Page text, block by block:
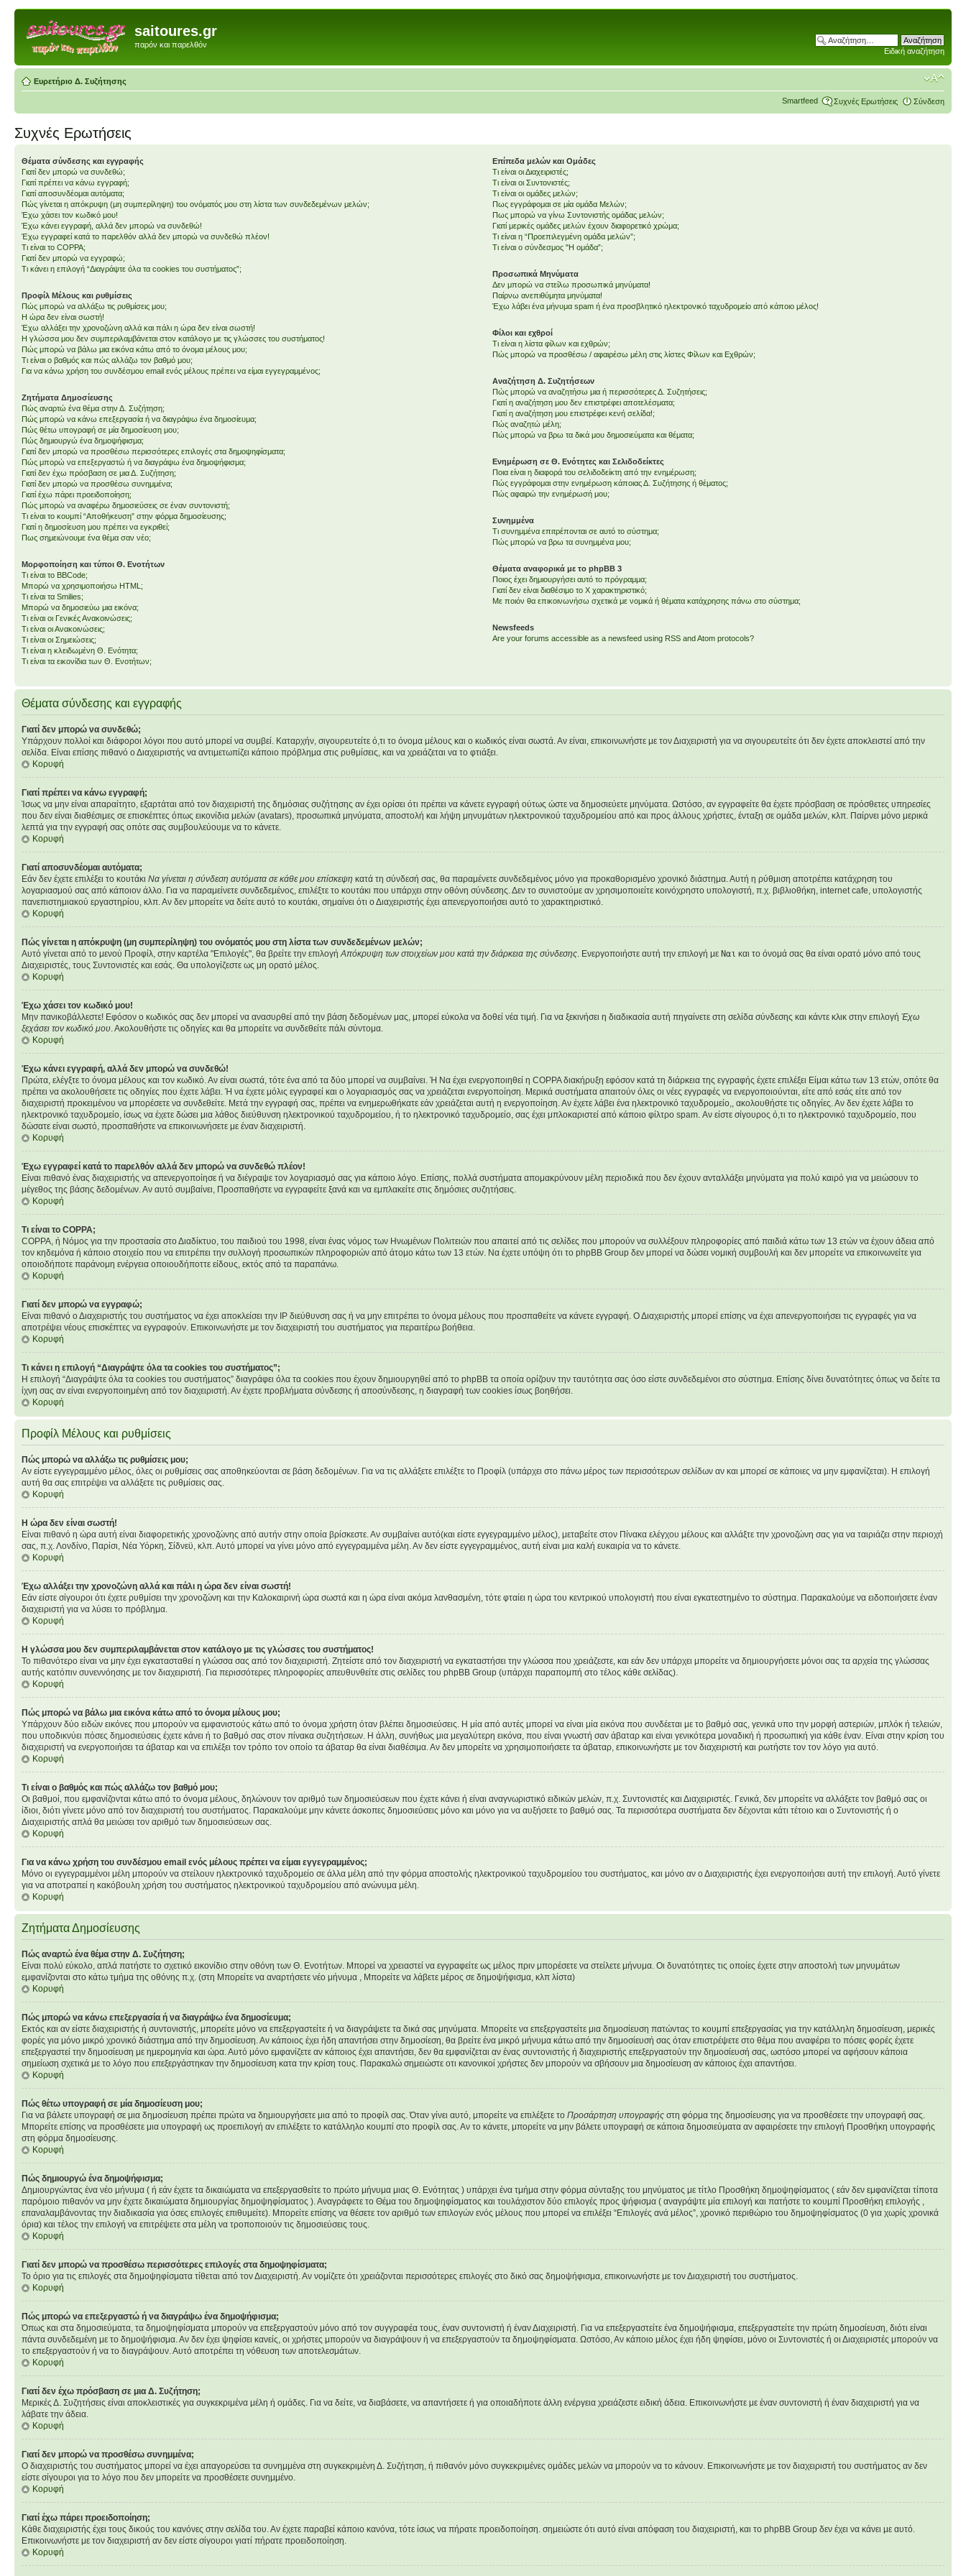
saitoures.gr
παρόν και παρελθόν
Ειδική αναζήτηση
Ευρετήριο Δ. Συζήτησης
Smartfeed Συχνές Ερωτήσεις Σύνδεση
Συχνές Ερωτήσεις
Θέματα σύνδεσης και εγγραφής
Γιατί δεν μπορώ να συνδεθώ;
Γιατί πρέπει να κάνω εγγραφή;
Γιατί αποσυνδέομαι αυτόματα;
Πώς γίνεται η απόκρυψη (μη συμπερίληψη) του ονόματός μου στη λίστα των συνδεδεμένων μελών;
Έχω χάσει τον κωδικό μου!
Έχω κάνει εγγραφή, αλλά δεν μπορώ να συνδεθώ!
Έχω εγγραφεί κατά το παρελθόν αλλά δεν μπορώ να συνδεθώ πλέον!
Τι είναι το COPPA;
Γιατί δεν μπορώ να εγγραφώ;
Τι κάνει η επιλογή “Διαγράψτε όλα τα cookies του συστήματος”;
Προφίλ Μέλους και ρυθμίσεις
Πώς μπορώ να αλλάξω τις ρυθμίσεις μου;
Η ώρα δεν είναι σωστή!
Έχω αλλάξει την χρονοζώνη αλλά και πάλι η ώρα δεν είναι σωστή!
Η γλώσσα μου δεν συμπεριλαμβάνεται στον κατάλογο με τις γλώσσες του συστήματος!
Πώς μπορώ να βάλω μια εικόνα κάτω από το όνομα μέλους μου;
Τι είναι ο βαθμός και πώς αλλάζω τον βαθμό μου;
Για να κάνω χρήση του συνδέσμου email ενός μέλους πρέπει να είμαι εγγεγραμμένος;
Ζητήματα Δημοσίευσης
Πώς αναρτώ ένα θέμα στην Δ. Συζήτηση;
Πώς μπορώ να κάνω επεξεργασία ή να διαγράψω ένα δημοσίευμα;
Πώς θέτω υπογραφή σε μία δημοσίευση μου;
Πώς δημιουργώ ένα δημοψήφισμα;
Γιατί δεν μπορώ να προσθέσω περισσότερες επιλογές στα δημοψηφίσματα;
Πώς μπορώ να επεξεργαστώ ή να διαγράψω ένα δημοψήφισμα;
Γιατί δεν έχω πρόσβαση σε μια Δ. Συζήτηση;
Γιατί δεν μπορώ να προσθέσω συνημμένα;
Γιατί έχω πάρει προειδοποίηση;
Πώς μπορώ να αναφέρω δημοσιεύσεις σε έναν συντονιστή;
Τι είναι το κουμπί “Αποθήκευση” στην φόρμα δημοσίευσης;
Γιατί η δημοσίευση μου πρέπει να εγκριθεί;
Πως σημειώνουμε ένα θέμα σαν νέο;
Μορφοποίηση και τύποι Θ. Ενοτήτων
Τι είναι το BBCode;
Μπορώ να χρησιμοποιήσω HTML;
Τι είναι τα Smilies;
Μπορώ να δημοσιεύω μια εικόνα;
Τι είναι οι Γενικές Ανακοινώσεις;
Τι είναι οι Ανακοινώσεις;
Τι είναι οι Σημειώσεις;
Τι είναι η κλειδωμένη Θ. Ενότητα;
Τι είναι τα εικονίδια των Θ. Ενοτήτων;
Επίπεδα μελών και Ομάδες
Τι είναι οι Διαχειριστές;
Τι είναι οι Συντονιστές;
Τι είναι οι ομάδες μελών;
Πως εγγράφομαι σε μία ομάδα Μελών;
Πως μπορώ να γίνω Συντονιστής ομάδας μελών;
Γιατί μερικές ομάδες μελών έχουν διαφορετικό χρώμα;
Τι είναι η “Προεπιλεγμένη ομάδα μελών”;
Τι είναι ο σύνδεσμος "Η ομάδα”;
Προσωπικά Μηνύματα
Δεν μπορώ να στείλω προσωπικά μηνύματα!
Παίρνω ανεπιθύμητα μηνύματα!
Έχω λάβει ένα μήνυμα spam ή ένα προσβλητικό ηλεκτρονικό ταχυδρομείο από κάποιο μέλος!
Φίλοι και εχθροί
Τι είναι η λίστα φίλων και εχθρών;
Πώς μπορώ να προσθέσω / αφαιρέσω μέλη στις λίστες Φίλων και Εχθρών;
Αναζήτηση Δ. Συζητήσεων
Πώς μπορώ να αναζητήσω μια ή περισσότερες Δ. Συζητήσεις;
Γιατί η αναζήτηση μου δεν επιστρέφει αποτελέσματα;
Γιατί η αναζήτηση μου επιστρέφει κενή σελίδα!;
Πώς αναζητώ μέλη;
Πώς μπορώ να βρω τα δικά μου δημοσιεύματα και θέματα;
Ενημέρωση σε Θ. Ενότητες και Σελιδοδείκτες
Ποια είναι η διαφορά του σελιδοδείκτη από την ενημέρωση;
Πώς εγγράφομαι στην ενημέρωση κάποιας Δ. Συζήτησης ή θέματος;
Πώς αφαιρώ την ενημέρωσή μου;
Συνημμένα
Τι συνημμένα επιτρέπονται σε αυτό το σύστημα;
Πώς μπορώ να βρω τα συνημμένα μου;
Θέματα αναφορικά με το phpBB 3
Ποιος έχει δημιουργήσει αυτό το πρόγραμμα;
Γιατί δεν είναι διαθέσιμο το Χ χαρακτηριστικό;
Με ποιόν θα επικοινωνήσω σχετικά με νομικά ή θέματα κατάχρησης πάνω στο σύστημα;
Newsfeeds
Are your forums accessible as a newsfeed using RSS and Atom protocols?
Θέματα σύνδεσης και εγγραφής
Γιατί δεν μπορώ να συνδεθώ;
Υπάρχουν πολλοί και διάφοροι λόγοι που αυτό μπορεί να συμβεί. Καταρχήν, σιγουρευτείτε ό,τι το όνομα μέλους και ο κωδικός είναι σωστά. Αν είναι, επικοινωνήστε με τον Διαχειριστή για να σιγουρευτείτε ότι δεν έχετε αποκλειστεί από την
σελίδα. Είναι επίσης πιθανό ο Διαχειριστής να αντιμετωπίζει κάποιο πρόβλημα στις ρυθμίσεις, και να χρειάζεται να το φτιάξει.
Κορυφή
Γιατί πρέπει να κάνω εγγραφή;
Ίσως να μην είναι απαραίτητο, εξαρτάται από τον διαχειριστή της δημόσιας συζήτησης αν έχει ορίσει ότι πρέπει να κάνετε εγγραφή ούτως ώστε να δημοσιεύετε μηνύματα. Ωστόσο, αν εγγραφείτε θα έχετε πρόσβαση σε πρόσθετες υπηρεσίες
που δεν είναι διαθέσιμες σε επισκέπτες όπως εικονίδια μελών (avatars), προσωπικά μηνύματα, αποστολή και λήψη μηνυμάτων ηλεκτρονικού ταχυδρομείου από και προς άλλους χρήστες, ένταξη σε ομάδα μελών, κλπ. Παίρνει μόνο μερικά
λεπτά για την εγγραφή σας οπότε σας συμβουλεύουμε να το κάνετε.
Κορυφή
Γιατί αποσυνδέομαι αυτόματα;
Εάν δεν έχετε επιλέξει το κουτάκι Να γίνεται η σύνδεση αυτόματα σε κάθε μου επίσκεψη κατά τη σύνδεσή σας, θα παραμένετε συνδεδεμένος μόνο για προκαθορισμένο χρονικό διάστημα. Αυτή η ρύθμιση αποτρέπει κατάχρηση του
λογαριασμού σας από κάποιον άλλο. Για να παραμείνετε συνδεδεμένος, επιλέξτε το κουτάκι που υπάρχει στην οθόνη σύνδεσης. Δεν το συνιστούμε αν χρησιμοποιείτε κοινόχρηστο υπολογιστή, π.χ. βιβλιοθήκη, internet cafe, υπολογιστής
πανεπιστημιακού εργαστηρίου, κλπ. Αν δεν μπορείτε να δείτε αυτό το κουτάκι, σημαίνει ότι ο Διαχειριστής έχει απενεργοποιήσει αυτό το χαρακτηριστικό.
Κορυφή
Πώς γίνεται η απόκρυψη (μη συμπερίληψη) του ονόματός μου στη λίστα των συνδεδεμένων μελών;
Αυτό γίνεται από το μενού Προφίλ, στην καρτέλα "Επιλογές", θα βρείτε την επιλογή Απόκρυψη των στοιχείων μου κατά την διάρκεια της σύνδεσης . Ενεργοποιήστε αυτή την επιλογή με Ναι και το όνομά σας θα είναι ορατό μόνο από τους
Διαχειριστές, τους Συντονιστές και εσάς. Θα υπολογίζεστε ως μη ορατό μέλος.
Κορυφή
Έχω χάσει τον κωδικό μου!
Μην πανικοβάλλεστε! Εφόσον ο κωδικός σας δεν μπορεί να ανασυρθεί από την βάση δεδομένων μας, μπορεί εύκολα να δοθεί νέα τιμή. Για να ξεκινήσει η διαδικασία αυτή πηγαίνετε στη σελίδα σύνδεσης και κάντε κλικ στην επιλογή Έχω
ξεχάσει τον κωδικό μου . Ακολουθήστε τις οδηγίες και θα μπορείτε να συνδεθείτε πάλι σύντομα.
Κορυφή
Έχω κάνει εγγραφή, αλλά δεν μπορώ να συνδεθώ!
Πρώτα, ελέγξτε το όνομα μέλους και τον κωδικό. Αν είναι σωστά, τότε ένα από τα δύο μπορεί να συμβαίνει. Ή Να έχει ενεργοποιηθεί η COPPA διακήρυξη εφόσον κατά τη διάρκεια της εγγραφής έχετε επιλέξει Είμαι κάτω των 13 ετών, οπότε θα
πρέπει να ακολουθήσετε τις οδηγίες που έχετε λάβει. Ή να έχετε μόλις εγγραφεί και ο λογαριασμός σας να χρειάζεται ενεργοποίηση. Μερικά συστήματα απαιτούν όλες οι νέες εγγραφές να ενεργοποιούνται, είτε από εσάς είτε από τον
διαχειριστή προκειμένου να μπορέσετε να συνδεθείτε. Μετά την εγγραφή σας, πρέπει να ενημερωθήκατε εάν χρειάζεται αυτή η ενεργοποίηση. Αν έχετε λάβει ένα ηλεκτρονικό ταχυδρομείο,, ακολουθήστε τις οδηγίες. Αν δεν έχετε λάβει το
ηλεκτρονικό ταχυδρομείο, ίσως να έχετε δώσει μια λάθος διεύθυνση ηλεκτρονικού ταχυδρομείου, ή το ηλεκτρονικό ταχυδρομείο, σας έχει μπλοκαριστεί από κάποιο φίλτρο spam. Αν είστε σίγουρος ό,τι το ηλεκτρονικό ταχυδρομείο, που
δώσατε είναι σωστό, προσπαθήστε να επικοινωνήσετε με έναν διαχειριστή.
Κορυφή
Έχω εγγραφεί κατά το παρελθόν αλλά δεν μπορώ να συνδεθώ πλέον!
Είναι πιθανό ένας διαχειριστής να απενεργοποίησε ή να διέγραψε τον λογαριασμό σας για κάποιο λόγο. Επίσης, πολλά συστήματα απομακρύνουν μέλη περιοδικά που δεν έχουν ανταλλάξει μηνύματα για πολύ καιρό για να μειώσουν το
μέγεθος της βάσης δεδομένων. Αν αυτό συμβαίνει, Προσπαθήστε να εγγραφείτε ξανά και να εμπλακείτε στις δημόσιες συζητήσεις.
Κορυφή
Τι είναι το COPPA;
COPPA, ή Νόμος για την προστασία στο Διαδίκτυο, του παιδιού του 1998, είναι ένας νόμος των Ηνωμένων Πολιτειών που απαιτεί από τις σελίδες που μπορούν να συλλέξουν πληροφορίες από παιδιά κάτω των 13 ετών να έχουν άδεια από
τον κηδεμόνα ή κάποιο στοιχείο που να επιτρέπει την συλλογή προσωπικών πληροφοριών από άτομο κάτω των 13 ετών. Να έχετε υπόψη ότι το phpBB Group δεν μπορεί να δώσει νομική συμβουλή και δεν μπορείτε να επικοινωνείτε για
οποιοδήποτε παράνομη ενέργεια οποιουδήποττε είδους, εκτός από τα παραπάνω.
Κορυφή
Γιατί δεν μπορώ να εγγραφώ;
Είναι πιθανό ο Διαχειριστής του συστήματος να έχει αποκλείσει την IP διεύθυνση σας ή να μην επιτρέπει το όνομα μέλους που προσπαθείτε να κάνετε εγγραφή. Ο Διαχειριστής μπορεί επίσης να έχει απενεργοποιήσει τις εγγραφές για να
αποτρέψει νέους επισκέπτες να εγγραφούν. Επικοινωνήστε με τον διαχειριστή του συστήματος για περαιτέρω βοήθεια.
Κορυφή
Τι κάνει η επιλογή “Διαγράψτε όλα τα cookies του συστήματος”;
Η επιλογή “Διαγράψτε όλα τα cookies του συστήματος” διαγράφει όλα τα cookies που έχουν δημιουργηθεί από το phpBB τα οποία ορίζουν την ταυτότητα σας όσο είστε συνδεδεμένοι στο σύστημα. Επίσης δίνει δυνατότητες όπως να δείτε τα
ίχνη σας αν είναι ενεργοποιημένη από τον διαχειριστή. Αν έχετε προβλήματα σύνδεσης ή αποσύνδεσης, η διαγραφή των cookies ίσως βοηθήσει.
Κορυφή
Προφίλ Μέλους και ρυθμίσεις
Πώς μπορώ να αλλάξω τις ρυθμίσεις μου;
Αν είστε εγγεγραμμένο μέλος, όλες οι ρυθμίσεις σας αποθηκεύονται σε βάση δεδομένων. Για να τις αλλάξετε επιλέξτε το Προφίλ (υπάρχει στο πάνω μέρος των περισσότερων σελίδων αν και μπορεί σε κάποιες να μην εμφανίζεται). Η επιλογή
αυτή θα σας επιτρέψει να αλλάξετε τις ρυθμίσεις σας.
Κορυφή
Η ώρα δεν είναι σωστή!
Είναι πιθανό η ώρα αυτή είναι διαφορετικής χρονοζώνης από αυτήν στην οποία βρίσκεστε. Αν συμβαίνει αυτό(και είστε εγγεγραμμένο μέλος), μεταβείτε στον Πίνακα ελέγχου μέλους και αλλάξτε την χρονοζώνη σας για να ταιριάζει στην περιοχή
σας, π.χ. Λονδίνο, Παρίσι, Νέα Υόρκη, Σίδνεϋ, κλπ. Αυτό μπορεί να γίνει μόνο από εγγεγραμμένα μέλη. Αν δεν είστε εγγεγραμμένος, αυτή είναι μια καλή ευκαιρία να το κάνετε.
Κορυφή
Έχω αλλάξει την χρονοζώνη αλλά και πάλι η ώρα δεν είναι σωστή!
Εάν είστε σίγουροι ότι έχετε ρυθμίσει την χρονοζώνη και την Καλοκαιρινή ώρα σωστά και η ώρα είναι ακόμα λανθασμένη, τότε φταίει η ώρα του κεντρικού υπολογιστή που είναι εγκατεστημένο το σύστημα. Παρακαλούμε να ειδοποιήσετε έναν
διαχειριστή για να λύσει το πρόβλημα.
Κορυφή
Η γλώσσα μου δεν συμπεριλαμβάνεται στον κατάλογο με τις γλώσσες του συστήματος!
Το πιθανότερο είναι να μην έχει εγκατασταθεί η γλώσσα σας από τον διαχειριστή. Ζητείστε από τον διαχειριστή να εγκαταστήσει την γλώσσα που χρειάζεστε, και εάν δεν υπάρχει μπορείτε να δημιουργήσετε μόνοι σας τα αρχεία της γλώσσας
αυτής κατόπιν συνεννόησης με τον διαχειριστή. Για περισσότερες πληροφορίες απευθυνθείτε στις σελίδες του phpBB Group (υπάρχει παραπομπή στο τέλος κάθε σελίδας).
Κορυφή
Πώς μπορώ να βάλω μια εικόνα κάτω από το όνομα μέλους μου;
Υπάρχουν δύο ειδών εικόνες που μπορούν να εμφανιστούς κάτω από το όνομα χρήστη όταν βλέπει δημοσιεύσεις. Η μία από αυτές μπορεί να είναι μία εικόνα που συνδέεται με το βαθμό σας, γενικά υπο την μορφή αστεριών, μπλόκ ή τελειών,
που υποδικνύει πόσες δημοσιεύσεις έχετε κάνει ή το βαθμό σας στον πίνακα συζητήσεων. Η άλλη, συνήθως μια μεγαλύτερη εικόνα, που είναι γνωστή σαν άβαταρ και είναι γενικότερα μοναδική ή προσωπική για κάθε έναν. Είναι στην κρίση του
διαχειριστή να ενεργοποιήσει τα άβαταρ και να επιλέξει τον τρόπο τον οποίο τα άβαταρ θα είναι διαθέσιμα. Αν δεν μπορείτε να χρησιμοποιήσετε τα άβαταρ, επικοινωνήστε με τον διαχειριστή και ρωτήστε τον τον λόγο για αυτό.
Κορυφή
Τι είναι ο βαθμός και πώς αλλάζω τον βαθμό μου;
Οι βαθμοί, που εμφανίζονται κάτω από το όνομα μέλους, δηλώνουν τον αριθμό των δημοσιεύσεων που έχετε κάνει ή είναι αναγνωριστικό ειδικών μελών, π.χ. Συντονιστές και Διαχειριστές. Γενικά, δεν μπορείτε να αλλάξετε τον βαθμό σας οι
ίδιοι, διότι γίνετε μόνο από τον διαχειριστή του συστήματος. Παρακαλούμε μην κάνετε άσκοπες δημοσιεύσεις μόνο και μόνο για να αυξήσετε το βαθμό σας. Τα περισσότερα συστήματα δεν δέχονται κάτι τέτοιο και ο Συντονιστής ή ο
Διαχειριστής απλά θα μειώσει τον αριθμό των δημοσιεύσεων σας.
Κορυφή
Για να κάνω χρήση του συνδέσμου email ενός μέλους πρέπει να είμαι εγγεγραμμένος;
Μόνο οι εγγεγραμμένοι μέλη μπορούν να στείλουν ηλεκτρονικό ταχυδρομείο σε άλλα μέλη από την φόρμα αποστολής ηλεκτρονικού ταχυδρομείου του συστήματος, και μόνο αν ο Διαχειριστής έχει ενεργοποιήσει αυτή την επιλογή. Αυτό γίνετε
για να αποτραπεί η κακόβουλη χρήση του συστήματος ηλεκτρονικού ταχυδρομείου από ανώνυμα μέλη.
Κορυφή
Ζητήματα Δημοσίευσης
Πώς αναρτώ ένα θέμα στην Δ. Συζήτηση;
Είναι πολύ εύκολο, απλά πατήστε το σχετικό εικονίδιο στην οθόνη των Θ. Ενοτήτων. Μπορεί να χρειαστεί να εγγραφείτε ως μέλος πριν μπορέσετε να στείλετε μήνυμα. Οι δυνατότητες τις οποίες έχετε στην αποστολή των μηνυμάτων
εμφανίζονται στο κάτω τμήμα της οθόνης π.χ. (στη Μπορείτε να αναρτήσετε νέο μήνυμα , Μπορείτε να λάβετε μέρος σε δημοψήφισμα, κλπ λίστα)
Κορυφή
Πώς μπορώ να κάνω επεξεργασία ή να διαγράψω ένα δημοσίευμα;
Εκτός και αν είστε διαχειριστής ή συντονιστής, μπορείτε μόνο να επεξεργαστείτε ή να διαγράψετε τα δικά σας μηνύματα. Μπορείτε να επεξεργαστείτε μια δημοσίευση πατώντας το κουμπί επεξεργασίας για την κατάλληλη δημοσίευση, μερικές
φορές για μόνο μικρό χρονικό διάστημα από την δημοσίευση. Αν κάποιος έχει ήδη απαντήσει στην δημοσίεση, θα βρείτε ένα μικρό μήνυμα κάτω από την δημοσίευσή σας όταν επιστρέψετε στο θέμα που αναφέρει το πόσες φορές έχετε
επεξεργαστεί την δημοσίευση με ημερομηνία και ώρα. Αυτό μόνο εμφανίζετε αν κάποιος έχει απαντήσει, δεν θα εμφανίζεται αν ένας συντονιστής ή διαχειριστής επεξεργαστούν την δημοσίευσή σας, ωστόσο μπορεί να αφήσουν κάποια
σημείωση σχετικά με το λόγο που επεξεργάστηκαν την δημοσίευση κατα την κρίση τους. Παρακαλώ σημειώστε οτι κανονικοί χρήστες δεν μπορούν να σβήσουν μια δημοσίευση αν κάποιος έχει απαντήσει.
Κορυφή
Πώς θέτω υπογραφή σε μία δημοσίευση μου;
Για να βάλετε υπογραφή σε μια δημοσίευση πρέπει πρώτα να δημιουργήσετε μια από το προφίλ σας. Όταν γίνει αυτό, μπορείτε να επιλέξετε το Προσάρτηση υπογραφής στη φόρμα της δημοσίευσης για να προσθέσετε την υπογραφή σας.
Μπορείτε επίσης να προσθέσετε μια υπογραφή ως προεπιλογή αν επιλέξετε το κατάλληλο κουμπί στο προφίλ σας. Αν το κάνετε, μπορείτε να μην βάλετε υπογραφή σε κάποια δημοσιεύματα αν αφαιρέσετε την επιλογή Προσθήκη υπογραφής
στη φόρμα δημοσίευσης.
Κορυφή
Πώς δημιουργώ ένα δημοψήφισμα;
Δημιουργώντας ένα νέο μήνυμα ( ή εάν έχετε τα δικαιώματα να επεξεργασθείτε το πρώτο μήνυμα μιας Θ. Ενότητας ) υπάρχει ένα τμήμα στην φόρμα σύνταξης του μηνύματος με τίτλο Προσθήκη δημοψηφίσματος ( εάν δεν εμφανίζεται τίποτα
παρόμοιο πιθανόν να μην έχετε δικαιώματα δημιουργίας δημοψηφίσματος ). Αναγράφετε το Θέμα του δημοψηφίσματος και τουλάχιστον δύο επιλογές προς ψήφισμα ( αναγράψτε μία επιλογή και πατήστε το κουμπί Προσθήκη επιλογής ,
επαναλαμβάνοντας την διαδικασία για όσες επιλογές επιθυμείτε). Μπορείτε επίσης να θέσετε τον αριθμό των επιλογών ενός μέλους που μπορεί να επιλέξει “Επιλογές ανά μέλος”, χρονικό περιθώριο του δημοψηφίσματος (0 για χωρίς χρονικά
όρια) και τέλος την επιλογή να επιτρέψετε στα μέλη να τροποποιούν τις δημοσιεύσεις τους.
Κορυφή
Γιατί δεν μπορώ να προσθέσω περισσότερες επιλογές στα δημοψηφίσματα;
Το όριο για τις επιλογές στα δημοψηφίσματα τίθεται από τον Διαχειριστή. Αν νομίζετε ότι χρειάζονται περισσότερες επιλογές στο δικό σας δημοψήφισμα, επικοινωνήστε με τον Διαχειριστή του συστήματος.
Κορυφή
Πώς μπορώ να επεξεργαστώ ή να διαγράψω ένα δημοψήφισμα;
Όπως και στα δημοσιεύματα, τα δημοψηφίσματα μπορούν να επεξεργαστούν μόνο από τον συγγραφέα τους, έναν συντονιστή ή έναν Διαχειριστή. Για να επεξεργαστείτε ένα δημοψήφισμα, επεξεργαστείτε την πρώτη δημοσίευση, διότι είναι
πάντα συνδεδεμένη με το δημοψήφισμα. Αν δεν έχει ψηφίσει κανείς, οι χρήστες μπορούν να διαγράψουν ή να επεξεργαστούν τα δημοψηφίσματα. Ωστόσο, Αν κάποιο μέλος έχει ήδη ψηφίσει, μόνο οι Συντονιστές ή οι Διαχειριστές μπορούν να
το επεξεργαστούν ή να το διαγράψουν. Αυτό αποτρέπει τη νόθευση των αποτελεσμάτων.
Κορυφή
Γιατί δεν έχω πρόσβαση σε μια Δ. Συζήτηση;
Μερικές Δ. Συζητήσεις είναι αποκλειστικές για συγκεκριμένα μέλη ή ομάδες. Για να δείτε, να διαβάσετε, να απαντήσετε ή για οποιαδήποτε άλλη ενέργεια χρειάζεστε ειδική άδεια. Επικοινωνήστε με έναν συντονιστή ή έναν διαχειριστή για να
λάβατε την άδεια.
Κορυφή
Γιατί δεν μπορώ να προσθέσω συνημμένα;
Ο διαχειριστής του συστήματος μπορεί να έχει απαγορεύσει τα συνημμένα στη συγκεκριμένη Δ. Συζήτηση, ή πιθανόν μόνο συγκεκριμένες ομάδες μελών να μπορούν να το κάνουν. Επικοινωνήστε με τον διαχειριστή του συστήματος αν δεν
είστε σίγουροι για το λόγο που δεν μπορείτε να προσθέσετε συνημμένο.
Κορυφή
Γιατί έχω πάρει προειδοποίηση;
Κάθε διαχειριστής έχει τους δικούς του κανόνες στην σελίδα του. Αν έχετε παραβεί κάποιο κανόνα, τότε ίσως να πήρατε προειδοποίηση. σημειώστε ότι αυτό είναι απόφαση του διαχειριστή, και το phpBB Group δεν έχει να κάνει με αυτό.
Επικοινωνήστε με τον διαχειριστή αν δεν είστε σίγουροι γιατί πήρατε προειδοποίηση.
Κορυφή